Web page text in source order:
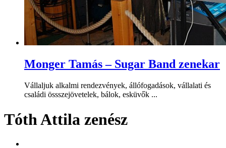
Monger Tamás – Sugar Band zenekar
Vállaljuk alkalmi rendezvények, állófogadások, vállalati és
családi össszejövetelek, bálok, esküvők ...
Tóth Attila zenész